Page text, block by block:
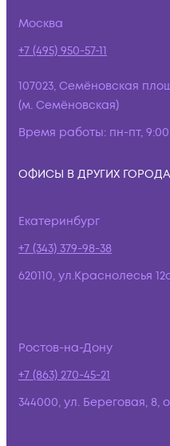
Москва
+7 (495) 950-57-11
107023, Семёновская
(м. Семёновская)
Время работы: пн-пт,
ОФИСЫ В ДРУГИХ
Екатеринбург
+7 (343) 379-98-38
620110, ул.Краснолесья
Ростов-на-Дону
+7 (863) 270-45-21
344000, ул. Береговая, 8,